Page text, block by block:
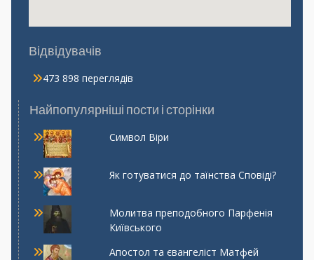
Відвідувачів
473 898 переглядів
Найпопулярніші пости і сторінки
Символ Віри
Як готуватися до таїнства Сповіді?
Молитва преподобного Парфенія
Київського
Апостол та євангеліст Матфей